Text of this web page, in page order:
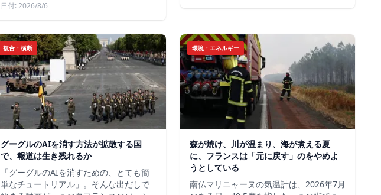
日付: 2026/8/6
複合・横断
グーグルのAIを消す方法が拡散する国
で、報道は生き残れるか
「グーグルのAIを消すための、とても簡
単なチュートリアル」。そんな出だしで
環境・エネルギー
森が焼け、川が温まり、海が煮える夏
に、フランスは「元に戻す」のをやめよ
うとしている
南仏マリニャーヌの気温計は、2026年7月